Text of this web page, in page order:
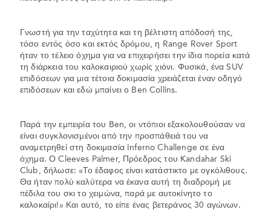
Γνωστή για την ταχύτητα και τη βέλτιστη απόδοσή της,
τόσο εντός όσο και εκτός δρόμου, η Range Rover Sport
ήταν το τέλειο όχημα για να επιχειρήσει την ίδια πορεία κατά
τη διάρκεια του καλοκαιριού χωρίς χιόνι. Φυσικά, ένα SUV
επιδόσεων για μια τέτοια δοκιμασία χρειάζεται έναν οδηγό
επιδόσεων και εδώ μπαίνει ο Ben Collins.
Παρά την εμπειρία του Ben, οι ντόπιοι εξακολουθούσαν να
είναι συγκλονισμένοι από την προσπάθειά του να
αναμετρηθεί στη δοκιμασία Inferno Challenge σε ένα
όχημα. Ο Cleeves Palmer, Πρόεδρος του Kandahar Ski
Club, δήλωσε: «Το έδαφος είναι κατάστικτο με ογκόλιθους.
Θα ήταν πολύ καλύτερα να έκανα αυτή τη διαδρομή με
πέδιλα του σκι το χειμώνα, παρά με αυτοκίνητο το
καλοκαίρι!» Και αυτό, το είπε ένας βετεράνος 30 αγώνων.